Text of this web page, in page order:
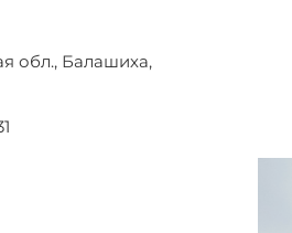
обл., Балашиха,